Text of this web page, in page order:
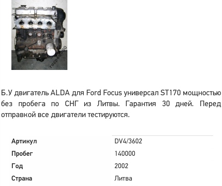
Б.У двигатель ALDA для Ford Focus универсал ST170 мощностью
без пробега по СНГ из Литвы. Гарантия 30 дней. Перед
отправкой все двигатели тестируются.
Артикул
DV4/3602
Пробег
140000
Год
2002
Страна
Литва